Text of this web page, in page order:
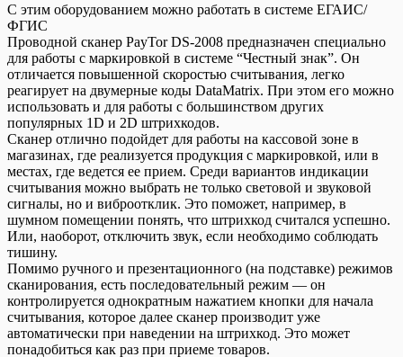
штрих-
кода
PayTor
DS-
2008
+
подставка
(ЕГАИС/
ФГИС)
С этим оборудованием можно работать в системе ЕГАИС/
ФГИС
Проводной сканер PayTor DS-2008 предназначен специально
для работы с маркировкой в системе “Честный знак”. Он
отличается повышенной скоростью считывания, легко
реагирует на двумерные коды DataMatrix. При этом его можно
использовать и для работы с большинством других
популярных 1D и 2D штрихкодов.
Сканер отлично подойдет для работы на кассовой зоне в
магазинах, где реализуется продукция с маркировкой, или в
местах, где ведется ее прием. Среди вариантов индикации
считывания можно выбрать не только световой и звуковой
сигналы, но и виброотклик. Это поможет, например, в
шумном помещении понять, что штрихкод считался успешно.
Или, наоборот, отключить звук, если необходимо соблюдать
тишину.
Помимо ручного и презентационного (на подставке) режимов
сканирования, есть последовательный режим — он
контролируется однократным нажатием кнопки для начала
считывания, которое далее сканер производит уже
автоматически при наведении на штрихкод. Это может
понадобиться как раз при приеме товаров.